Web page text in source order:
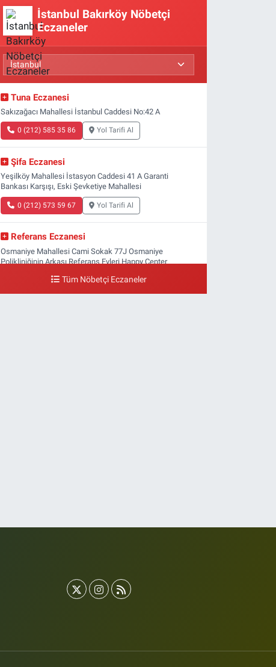
İstanbul Bakırköy Nöbetçi
Eczaneler
Tuna Eczanesi
Sakızağacı Mahallesi İstanbul Caddesi No:42 A
0 (212) 585 35 86 Yol Tarifi Al
Şifa Eczanesi
Yeşilköy Mahallesi İstasyon Caddesi 41 A Garanti
Bankası Karşışı, Eski Şevketiye Mahallesi
0 (212) 573 59 67 Yol Tarifi Al
Referans Eczanesi
Osmaniye Mahallesi Cami Sokak 77J Osmaniye
Polikliniğinin Arkası Referans Evleri Happy Center
Tüm Nöbetçi Eczaneler